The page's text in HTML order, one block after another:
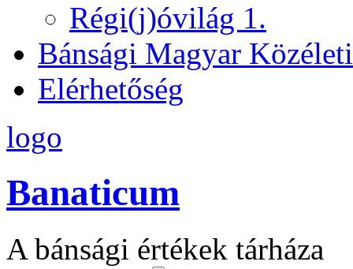
Régi(j)óvilág 1.
Bánsági Magyar
Elérhetőség
logo
Banaticum
A bánsági értékek tárháza